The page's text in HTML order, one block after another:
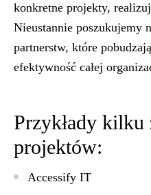
konkretne projekty,
Nieustannie poszukujemy
partnerstw, które
efektywność całej
Przykłady kilku
projektów:
Accessify IT